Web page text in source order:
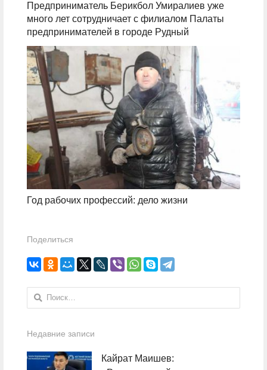
Предприниматель Берикбол Умиралиев уже
много лет сотрудничает с филиалом Палаты
предпринимателей в городе Рудный
Год рабочих профессий: дело жизни
Поделиться
Найти:
Недавние записи
Кайрат Маишев: